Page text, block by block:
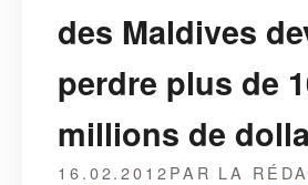
des Maldives
perdre plus de
millions de
16.02.2012PAR LA